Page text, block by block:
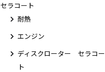
セラコート
耐熱
エンジン
ディスクローター セラコー
ト